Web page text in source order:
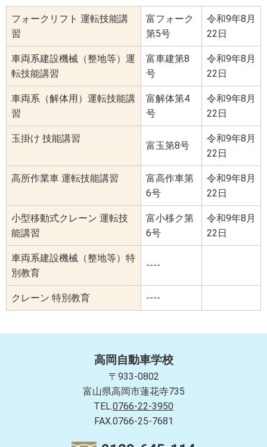
フォークリフト 運転技能講
習
富フォーク
第5号
令和9年8月
22日
車両系建設機械（整地等）運
転技能講習
富車建第8
号
令和9年8月
22日
車両系（解体用）運転技能講
習
富解体第4
号
令和9年8月
22日
玉掛け 技能講習
富玉第8号
令和9年8月
22日
高所作業車 運転技能講習
富高作車第
6号
令和9年8月
22日
小型移動式クレーン 運転技
能講習
富小移ク第
6号
令和9年8月
22日
車両系建設機械（整地等）特
別教育
----
クレーン 特別教育 ----
高岡自動車学校
〒933-0802
富山県高岡市蓮花寺735
TEL.0766-22-3950
FAX.0766-25-7681